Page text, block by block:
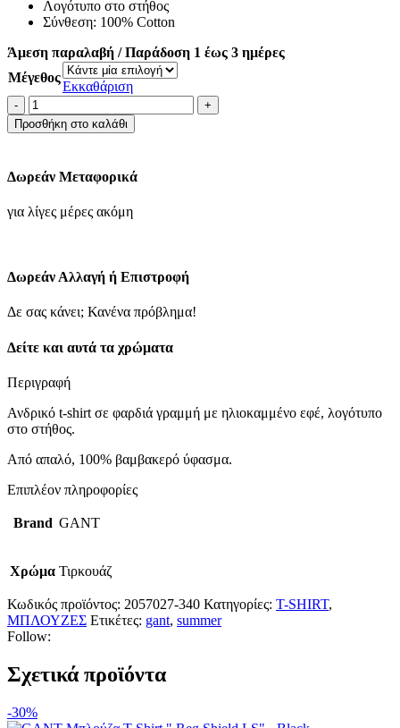
48.30€.
Λογότυπο στο στήθος
Σύνθεση: 100% Cotton
Άμεση παραλαβή / Παράδοση 1 έως 3 ημέρες
Μέγεθος
Εκκαθάριση
GANT
T-
shirt
"Sunfaded
T-
-
Προσθήκη στο καλάθι
Δωρεάν Μεταφορικά
για λίγες μέρες ακόμη
Δωρεάν Αλλαγή ή Επιστροφή
Δε σας κάνει; Κανένα πρόβλημα!
Δείτε και αυτά τα χρώματα
Περιγραφή
Ανδρικό t-shirt σε φαρδιά γραμμή με ηλιοκαμμένο εφέ, λογότυπο
στο στήθος.
Από απαλό, 100% βαμβακερό ύφασμα.
Επιπλέον πληροφορίες
Brand GANT
Χρώμα Τιρκουάζ
Κωδικός προϊόντος: 2057027-340 Κατηγορίες: T-SHIRT,
ΜΠΛΟΥΖΕΣ Ετικέτες: gant, summer
Follow:
Σχετικά προϊόντα
-30%